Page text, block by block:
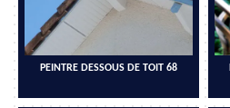
PEINTRE DESSOUS DE TOIT 68